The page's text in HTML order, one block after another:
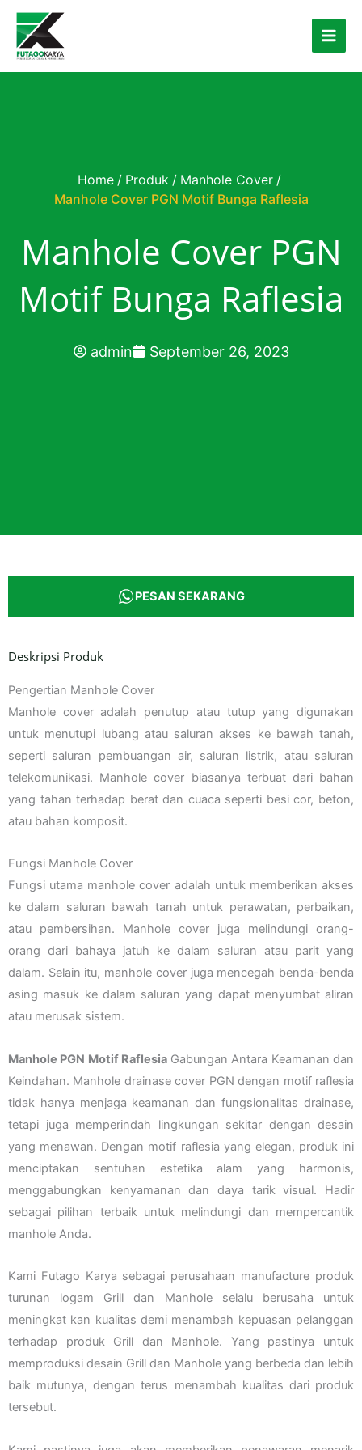
Skip to content
Home / Produk / Manhole Cover /
Manhole Cover PGN Motif Bunga Raflesia
Manhole Cover PGN
Motif Bunga Raflesia
admin September 26, 2023
PESAN SEKARANG
Deskripsi Produk
Pengertian Manhole Cover
Manhole cover adalah penutup atau tutup yang digunakan
untuk menutupi lubang atau saluran akses ke bawah tanah,
seperti saluran pembuangan air, saluran listrik, atau saluran
telekomunikasi. Manhole cover biasanya terbuat dari bahan
yang tahan terhadap berat dan cuaca seperti besi cor, beton,
atau bahan komposit.
Fungsi Manhole Cover
Fungsi utama manhole cover adalah untuk memberikan akses
ke dalam saluran bawah tanah untuk perawatan, perbaikan,
atau pembersihan. Manhole cover juga melindungi orang-
orang dari bahaya jatuh ke dalam saluran atau parit yang
dalam. Selain itu, manhole cover juga mencegah benda-benda
asing masuk ke dalam saluran yang dapat menyumbat aliran
atau merusak sistem.
Manhole PGN Motif RaflesiaGabungan Antara Keamanan dan
Keindahan. Manhole drainase cover PGN dengan motif raflesia
tidak hanya menjaga keamanan dan fungsionalitas drainase,
tetapi juga memperindah lingkungan sekitar dengan desain
yang menawan. Dengan motif raflesia yang elegan, produk ini
menciptakan sentuhan estetika alam yang harmonis,
menggabungkan kenyamanan dan daya tarik visual. Hadir
sebagai pilihan terbaik untuk melindungi dan mempercantik
manhole Anda.
Kami Futago Karya sebagai perusahaan manufacture produk
turunan logam Grill dan Manhole selalu berusaha untuk
meningkat kan kualitas demi menambah kepuasan pelanggan
terhadap produk Grill dan Manhole. Yang pastinya untuk
memproduksi desain Grill dan Manhole yang berbeda dan lebih
baik mutunya, dengan terus menambah kualitas dari produk
tersebut.